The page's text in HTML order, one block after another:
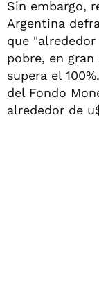
Sin embargo,
Argentina
que
pobre, en
supera el
del Fondo
alrededor de